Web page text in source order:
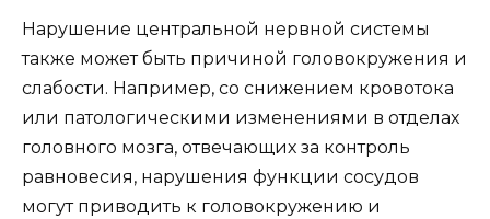
Нарушение центральной нервной системы
также может быть причиной головокружения и
слабости. Например, со снижением кровотока
или патологическими изменениями в отделах
головного мозга, отвечающих за контроль
равновесия, нарушения функции сосудов
могут приводить к головокружению и